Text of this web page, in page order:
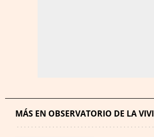
MÁS EN OBSERVATORIO DE LA